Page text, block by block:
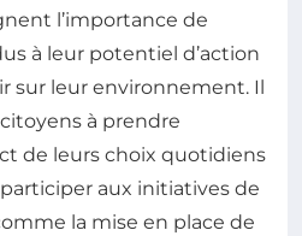
l’importance de
à leur potentiel d’action
sur leur environnement. Il
à prendre
de leurs choix quotidiens
aux initiatives de
la mise en place de